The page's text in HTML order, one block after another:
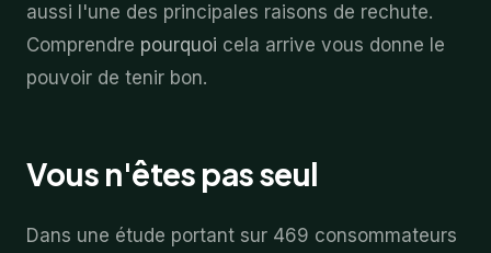
aussi l'une des principales raisons de rechute.
Comprendre pourquoi cela arrive vous donne le
pouvoir de tenir bon.
Vous n'êtes pas seul
Dans une étude portant sur 469 consommateurs